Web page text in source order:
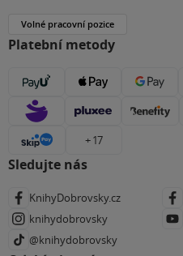
Volné pracovní pozice
Platební metody
+ 17
Sledujte nás
KnihyDobrovsky.cz
knihydobrovsky
@knihydobrovsky